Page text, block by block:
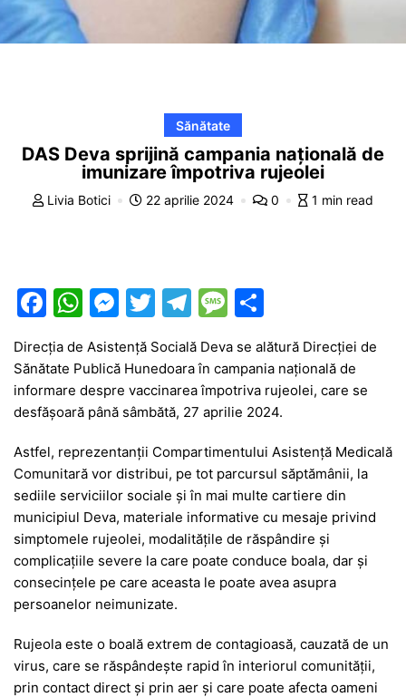
Sănătate
DAS Deva sprijină campania națională de
imunizare împotriva rujeolei
Livia Botici 22 aprilie 2024 0 1 min read
F
a
c
e
b
o
o
k
W
at
s
A
p
p
M
s
s
e
n
g
er
T
w
itt
er
T
e
gr
a
m
M
s
s
a
g
e
ta
je
a
z
ă
Direcția de Asistență Socială Deva se alătură Direcției de
Sănătate Publică Hunedoara în campania națională de
informare despre vaccinarea împotriva rujeolei, care se
desfășoară până sâmbătă, 27 aprilie 2024.
Astfel, reprezentanții Compartimentului Asistență Medicală
Comunitară vor distribui, pe tot parcursul săptămânii, la
sediile serviciilor sociale și în mai multe cartiere din
municipiul Deva, materiale informative cu mesaje privind
simptomele rujeolei, modalitățile de răspândire și
complicațiile severe la care poate conduce boala, dar și
consecințele pe care aceasta le poate avea asupra
persoanelor neimunizate.
Rujeola este o boală extrem de contagioasă, cauzată de un
virus, care se răspândește rapid în interiorul comunității,
prin contact direct și prin aer și care poate afecta oameni